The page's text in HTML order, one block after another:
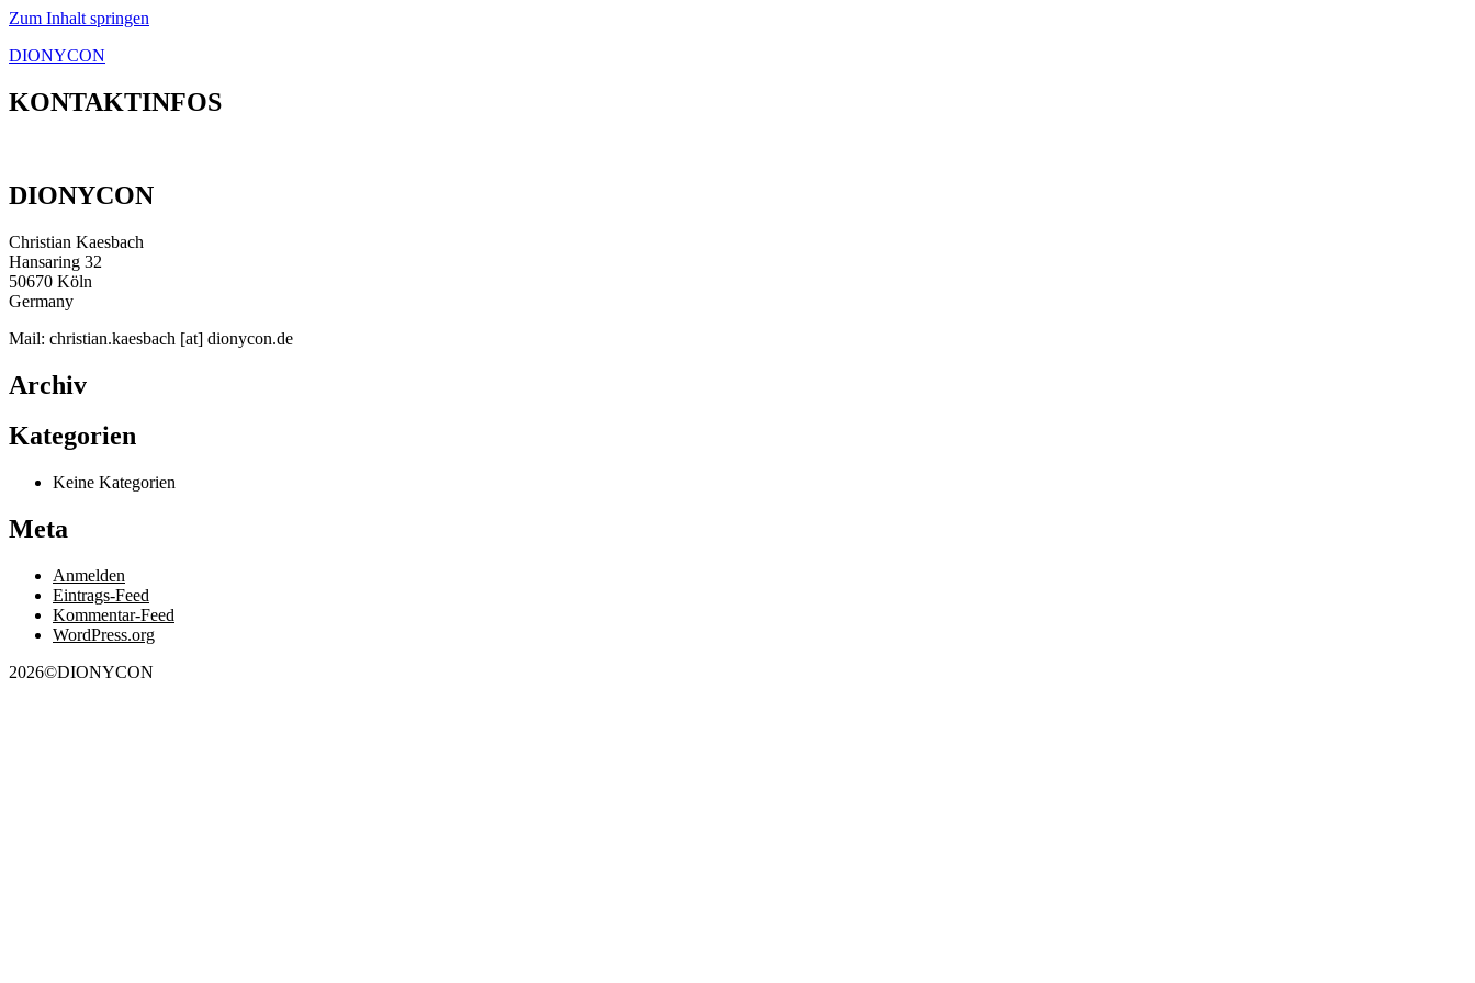
Zum Inhalt springen
DIONYCON
KONTAKTINFOS
DIONYCON
Christian Kaesbach
Hansaring 32
50670 Köln
Germany
Mail: christian.kaesbach [at] dionycon.de
Archiv
Kategorien
Keine Kategorien
Meta
Anmelden
Eintrags-Feed
Kommentar-Feed
WordPress.org
2026©DIONYCON